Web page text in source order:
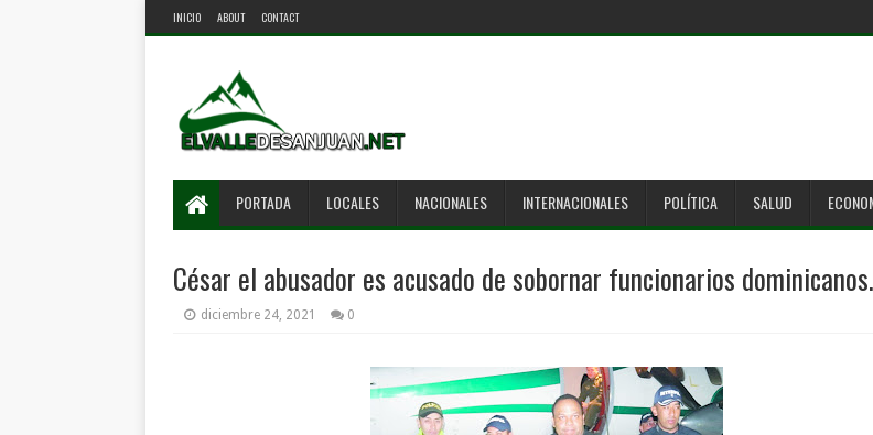
INICIO ABOUT CONTACT
PORTADA LOCALES NACIONALES INTERNACIONALES POLÍTICA SALUD
César el abusador es acusado de sobornar funcionarios dominicanos.
diciembre 24, 2021 0